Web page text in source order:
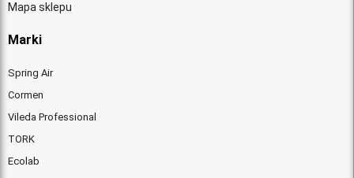
Mapa sklepu
Marki
Spring Air
Cormen
Vileda Professional
TORK
Ecolab